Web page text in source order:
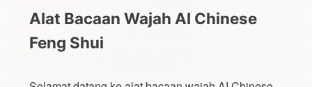
Alat Bacaan Wajah AI Chinese
Feng Shui